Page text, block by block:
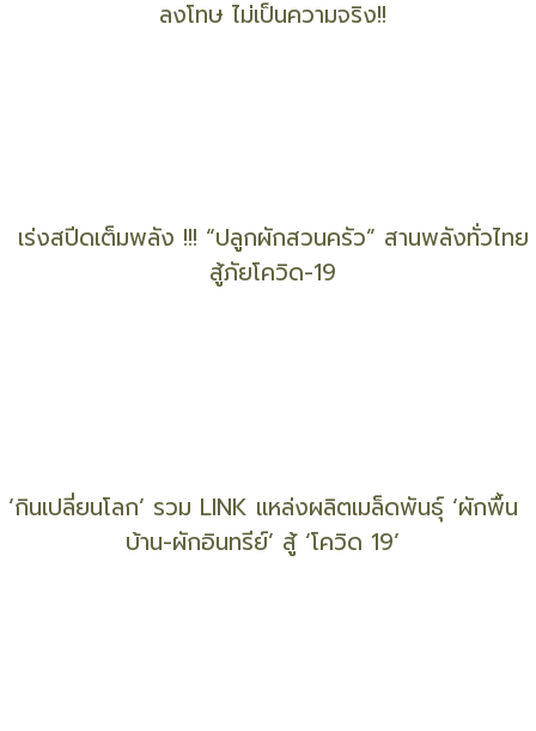
วอนรัฐบาลโปร่งใส ไม่ปกปิดยอดผู้ติดเชื้อโควิด-19
Update ล่าสุด ! รวมสถานที่ รับบริจาค ‘ขยะ – ของ
เหลือใช้ - ฯลฯ’
เตรียมการไม่ทัน พรบ. ข้อมูลส่วนบุคคลฯ พ.ค. นี้ จะถูก
ลงโทษ ไม่เป็นความจริง!!